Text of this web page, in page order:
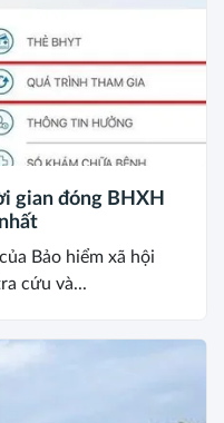
gian đóng BHXH
Bảo hiểm xã hội
cứu và...